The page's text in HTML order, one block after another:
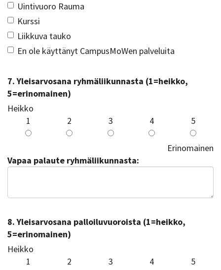
Uintivuoro Rauma
Kurssi
Liikkuva tauko
En ole käyttänyt CampusMoWen palveluita
7. Yleisarvosana ryhmäliikunnasta (1=heikko,
5=erinomainen)
Heikko
1
2 3 4 5
Erinomainen
Vapaa palaute ryhmäliikunnasta:
8. Yleisarvosana palloiluvuoroista (1=heikko,
5=erinomainen)
Heikko
1
2 3 4 5